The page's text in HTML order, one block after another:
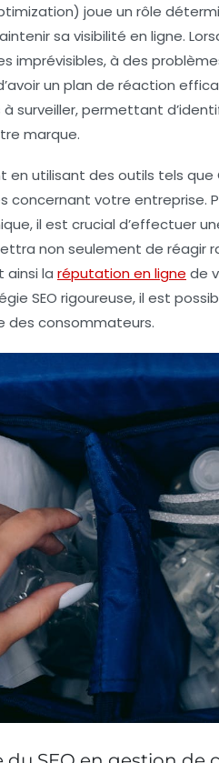
joue un rôle
sa visibilité en ligne.
imprévisibles, à des
un plan de réaction
à surveiller, permettant
marque.
en utilisant des outils tels que
concernant votre entreprise.
il est crucial d’effectuer
non seulement de réagir
ainsi la réputation en ligne de
SEO rigoureuse, il est
des consommateurs.